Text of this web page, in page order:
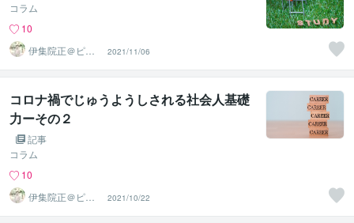
コラム
10
伊集院正＠ピー
プルエナジー株
式会社
2021/11/06
コロナ禍でじゅうようしされる社会人基礎
力ーその２
記事
コラム
10
伊集院正＠ピー
プルエナジー株
式会社
2021/10/22